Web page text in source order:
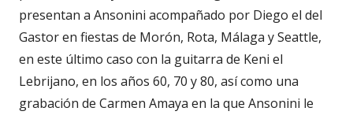
presentan a Ansonini acompañado por Diego el del
Gastor en fiestas de Morón, Rota, Málaga y Seattle,
en este último caso con la guitarra de Keni el
Lebrijano, en los años 60, 70 y 80, así como una
grabación de Carmen Amaya en la que Ansonini le